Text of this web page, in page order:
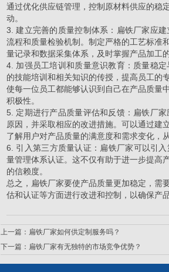
通过优化供应链管理，控制原材料供应的稳
动。
3. 建立完善的质量控制体系：扁铁厂家应
流程和质量检验机制。制定严格的工艺标准
量记录和数据采集体系，及时掌握产品加工
4. 加强员工培训和质量意识教育：质量稳
的技能培训和相关知识的传授，提高员工的
使每一位员工都能够认识到自己在产品质量
积极性。
5. 定期进行产品质量评估和反馈：扁铁厂
原因，并采取相应的改进措施。可以通过建
了解用户对产品质量的满意度和需求变化，
6. 引入第三方质量认证：扁铁厂家可以引
量管理体系认证。这不仅有助于进一步提高
的信赖度。
总之，扁铁厂家要使产品质量更加稳定，需
估和认证等方面进行改进和控制，以确保产
上一篇： 扁铁厂家如何供定制服务吗？
下一篇： 扁铁厂家有无独特的市场竞争优势？